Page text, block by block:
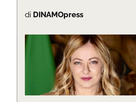
di DINAMOpress